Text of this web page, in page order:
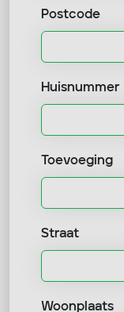
Postcode
Huisnummer
Toevoeging
Straat
Woonplaats